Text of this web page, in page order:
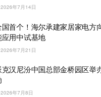
2026年7月14日
国首个！海尔承建家居家电方
应用中试基地
2026年7月21日
克汉尼汾中国总部金桥园区举
2026年7月8日